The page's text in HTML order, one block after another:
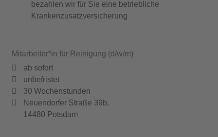
bezahlen wir für Sie eine betriebliche
Krankenzusatzversicherung
Mitarbeiter*in für Reinigung (d/w/m)
ab sofort
unbefristet
30 Wochenstunden
Neuendorfer Straße 39b,
14480 Potsdam